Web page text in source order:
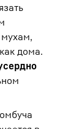
дома.